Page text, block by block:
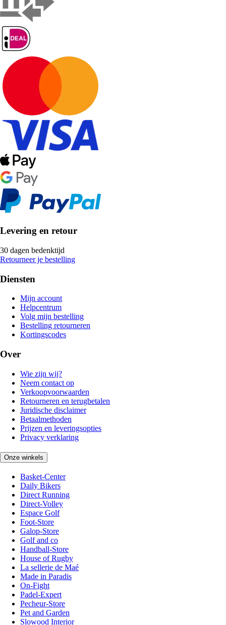
Levering en retour
30 dagen bedenktijd
Retourneer je bestelling
Diensten
Mijn account
Helpcentrum
Volg mijn bestelling
Bestelling retourneren
Kortingscodes
Over
Wie zijn wij?
Neem contact op
Verkoopvoorwaarden
Retourneren en terugbetalen
Juridische disclaimer
Betaalmethoden
Prijzen en leveringsopties
Privacy verklaring
Onze winkels
Basket-Center
Daily Bikers
Direct Running
Direct-Volley
Espace Golf
Foot-Store
Galop-Store
Golf and co
Handball-Store
House of Rugby
La sellerie de Maé
Made in Paradis
On-Fight
Padel-Expert
Pecheur-Store
Pet and Garden
Slowood Interior